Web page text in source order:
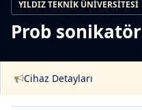
YILDIZ TEKNIK ÜNIVERSITESI
Prob sonikatör
Cihaz Detayları